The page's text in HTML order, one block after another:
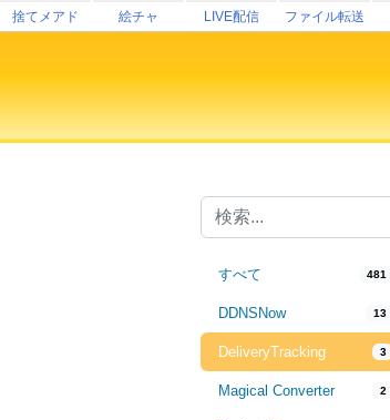
捨てメアド 絵チャ LIVE配信 ファイル転送
すべて 481
DDNSNow 13
DeliveryTracking 3
Magical Converter 2